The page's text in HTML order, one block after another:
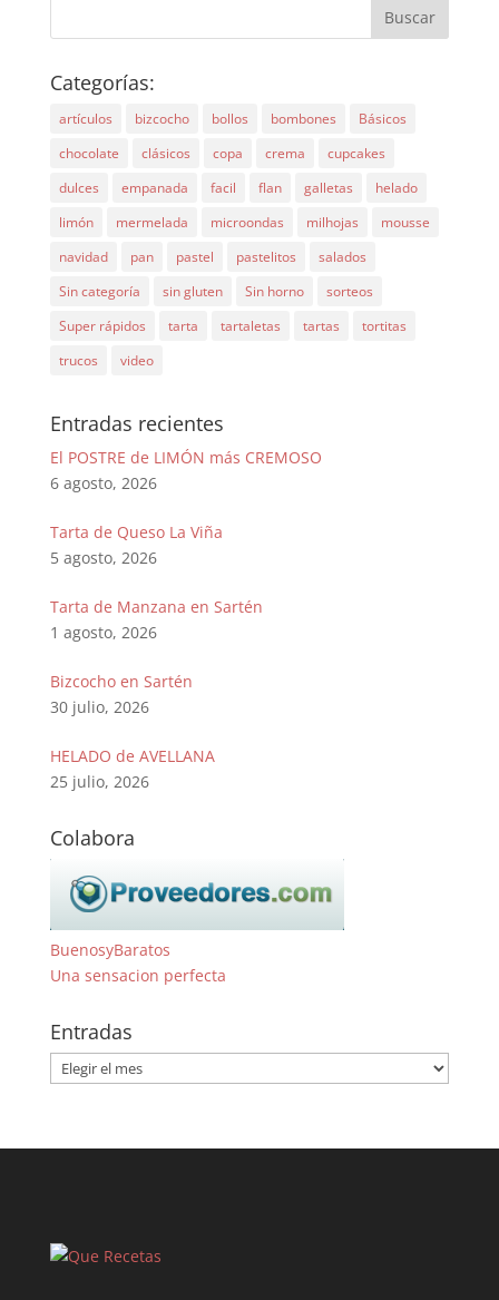
Categorías:
artículos bizcocho bollos bombones
Básicos
chocolate
clásicos copa crema
cupcakes
dulces
empanada facil flan galletas
helado
limón
mermelada microondas milhojas
mousse
navidad
pan pastel pastelitos
salados
Sin categoría
sin gluten Sin horno
sorteos
Super rápidos
tarta tartaletas tartas
tortitas
trucos
video
Entradas recientes
El POSTRE de LIMÓN más CREMOSO
6 agosto, 2026
Tarta de Queso La Viña
5 agosto, 2026
Tarta de Manzana en Sartén
1 agosto, 2026
Bizcocho en Sartén
30 julio, 2026
HELADO de AVELLANA
25 julio, 2026
Colabora
BuenosyBaratos
Una sensacion perfecta
Entradas
Entradas